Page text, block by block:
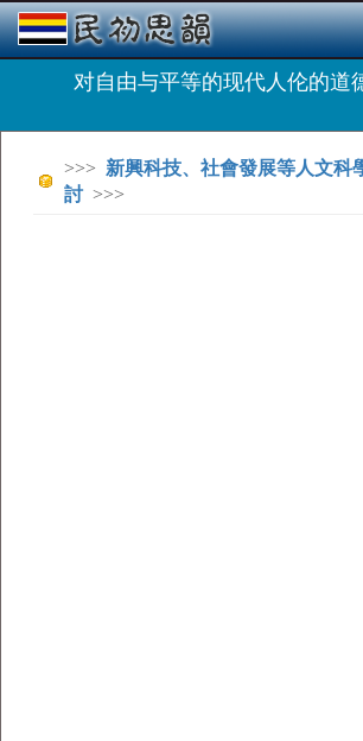
对自由与平等的现代人伦的道
>>> 新興科技、社會發展等人文科
討>>>